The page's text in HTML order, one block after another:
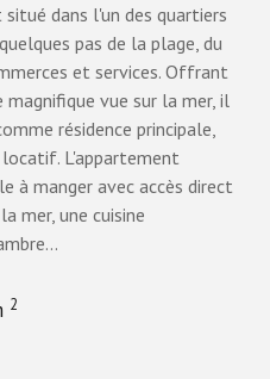
dans l'un des quartiers
pas de la plage, du
et services. Offrant
vue sur la mer, il
résidence principale,
L'appartement
à manger avec accès direct
mer, une cuisine
2